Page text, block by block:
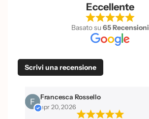
Eccellente
Basato su 65 Recensioni
Scrivi una recensione
Francesca Rossello
apr 20, 2026